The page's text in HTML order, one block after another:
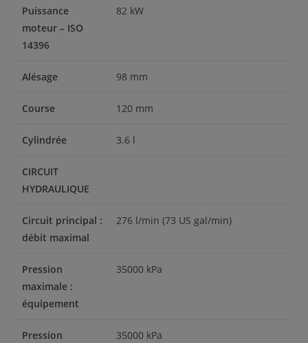
Puissance
moteur – ISO
14396
82 kW
Alésage 98 mm
Course 120 mm
Cylindrée 3.6 l
CIRCUIT
HYDRAULIQUE
Circuit principal :
débit maximal
276 l/min (73 US gal/min)
Pression
maximale :
équipement
35000 kPa
Pression
35000 kPa